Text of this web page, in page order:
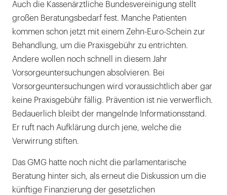
Auch die Kassenärztliche Bundesvereinigung stellt
großen Beratungsbedarf fest. Manche Patienten
kommen schon jetzt mit einem Zehn-Euro-Schein zur
Behandlung, um die Praxisgebühr zu entrichten.
Andere wollen noch schnell in diesem Jahr
Vorsorgeuntersuchungen absolvieren. Bei
Vorsorgeuntersuchungen wird voraussichtlich aber gar
keine Praxisgebühr fällig. Prävention ist nie verwerflich.
Bedauerlich bleibt der mangelnde Informationsstand.
Er ruft nach Aufklärung durch jene, welche die
Verwirrung stiften.
Das GMG hatte noch nicht die parlamentarische
Beratung hinter sich, als erneut die Diskussion um die
künftige Finanzierung der gesetzlichen